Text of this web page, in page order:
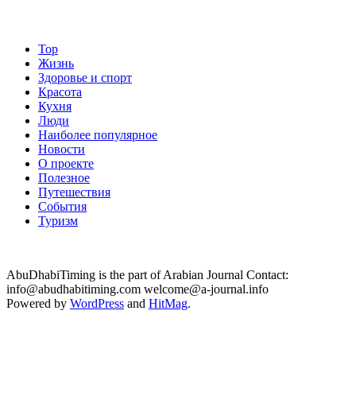
Top
Жизнь
Здоровье и спорт
Красота
Кухня
Люди
Наиболее популярное
Новости
О проекте
Полезное
Путешествия
События
Туризм
AbuDhabiTiming is the part of Arabian Journal Contact:
info@abudhabitiming.com welcome@a-journal.info
Powered by WordPress and HitMag.